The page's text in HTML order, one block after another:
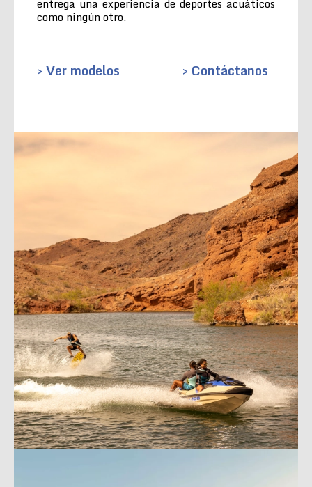
entrega una experiencia de deportes acuáticos
como ningún otro.
> Ver modelos > Contáctanos